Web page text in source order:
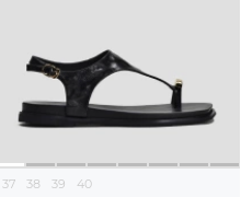
37 38 39 40